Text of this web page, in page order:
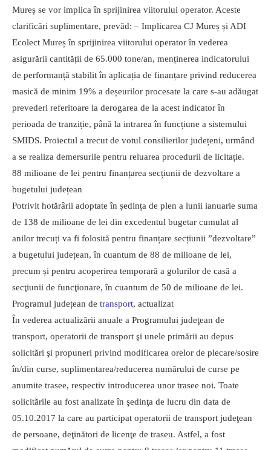
Mureș se vor implica în sprijinirea viitorului operator. Aceste
clarificări suplimentare, prevăd: – Implicarea CJ Mureș și ADI
Ecolect Mureș în sprijinirea viitorului operator în vederea
asigurării cantității de 65.000 tone/an, menținerea indicatorului
de performanță stabilit în aplicația de finanțare privind reducerea
masică de minim 19% a deșeurilor procesate la care s-au adăugat
prevederi referitoare la derogarea de la acest indicator în
perioada de tranziție, până la intrarea în funcțiune a sistemului
SMIDS. Proiectul a trecut de votul consilierilor județeni, urmând
a se realiza demersurile pentru reluarea procedurii de licitație.
88 milioane de lei pentru finanțarea secțiunii de dezvoltare a
bugetului județean
Potrivit hotărârii adoptate în ședința de plen a lunii ianuarie suma
de 138 de milioane de lei din excedentul bugetar cumulat al
anilor trecuți va fi folosită pentru finanțare secțiunii ”dezvoltare”
a bugetului județean, în cuantum de 88 de milioane de lei,
precum și pentru acoperirea temporară a golurilor de casă a
secţiunii de funcţionare, în cuantum de 50 de milioane de lei.
Programul județean de transport, actualizat
În vederea actualizării anuale a Programului judeţean de
transport, operatorii de transport şi unele primării au depus
solicitări şi propuneri privind modificarea orelor de plecare/sosire
în/din curse, suplimentarea/reducerea numărului de curse pe
anumite trasee, respectiv introducerea unor trasee noi. Toate
solicitările au fost analizate în şedinţa de lucru din data de
05.10.2017 la care au participat operatorii de transport judeţean
de persoane, deţinători de licenţe de traseu. Astfel, a fost